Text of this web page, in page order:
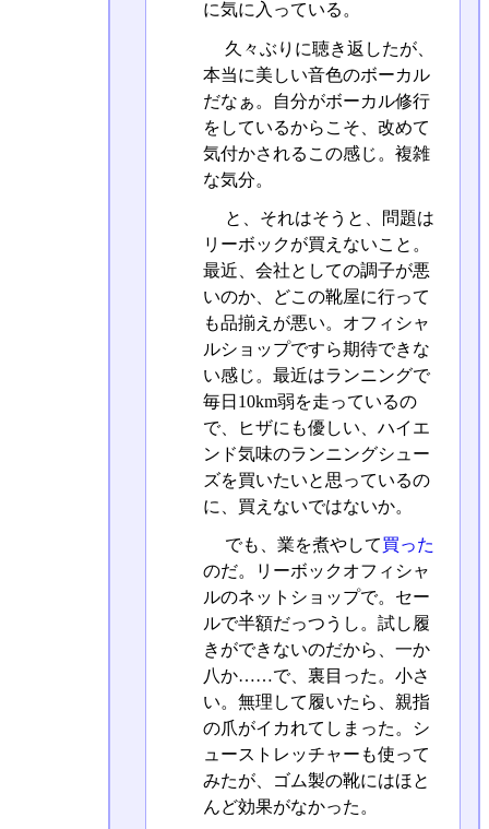
に気に入っている。
久々ぶりに聴き返したが、
本当に美しい音色のボーカル
だなぁ。自分がボーカル修行
をしているからこそ、改めて
気付かされるこの感じ。複雑
な気分。
と、それはそうと、問題は
リーボックが買えないこと。
最近、会社としての調子が悪
いのか、どこの靴屋に行って
も品揃えが悪い。オフィシャ
ルショップですら期待できな
い感じ。最近はランニングで
毎日10km弱を走っているの
で、ヒザにも優しい、ハイエ
ンド気味のランニングシュー
ズを買いたいと思っているの
に、買えないではないか。
でも、業を煮やして買った
のだ。リーボックオフィシャ
ルのネットショップで。セー
ルで半額だっつうし。試し履
きができないのだから、一か
八か……で、裏目った。小さ
い。無理して履いたら、親指
の爪がイカれてしまった。シ
ューストレッチャーも使って
みたが、ゴム製の靴にはほと
んど効果がなかった。